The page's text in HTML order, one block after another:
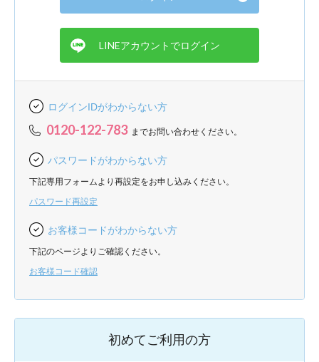
ログインIDがわからない方
0120-122-783 までお問い合わせください。
パスワードがわからない方
下記専用フォームより再設定をお申し込みください。
パスワード再設定
お客様コードがわからない方
下記のページよりご確認ください。
お客様コード確認
初めてご利用の方